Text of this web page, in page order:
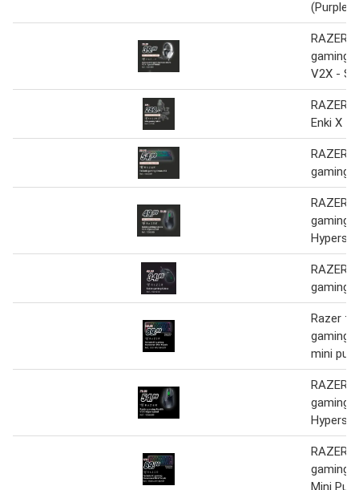
(Purple
RAZER
gaming
V2X -
RAZER
Enki X
RAZER
gaming
RAZER
gaming
RAZER
gaming
Razer
gaming
mini
RAZER
gaming
RAZER
gaming
Mini